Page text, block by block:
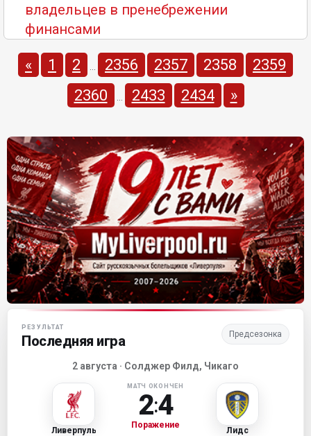
владельцев в пренебрежении
финансами
« 1 2 2356 2357 2358
2359
2360
2433 2434 »
Матч-центр «Ливерпуля»
РЕЗУЛЬТАТ
Последняя игра Предсезонка
2 августа · Солджер Филд, Чикаго
Ливерпуль
МАТЧ ОКОНЧЕН
2:4
Поражение
Лидс